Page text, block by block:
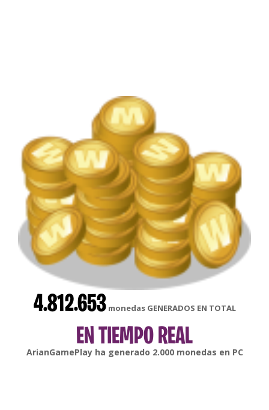
4.812.653 monedas GENERADOS EN TOTAL
EN TIEMPO REAL
gonsabellaha generado6.000monedas enAndroid